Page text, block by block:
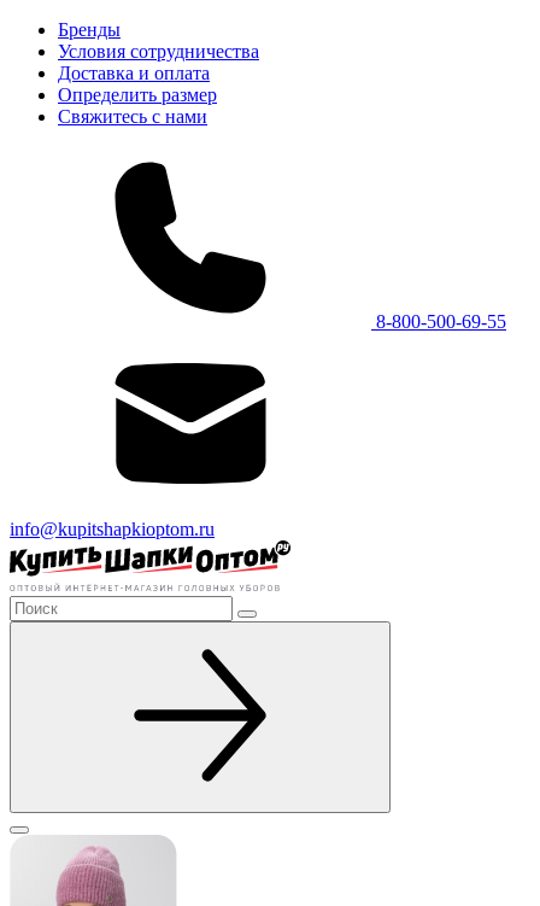
Бренды
Условия сотрудничества
Доставка и оплата
Определить размер
Свяжитесь с нами
8-800-500-69-55
info@kupitshapkioptom.ru